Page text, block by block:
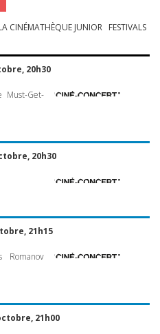
CINÉMATHÈQUE JUNIOR FESTIVALS
20h30
Must-Get-
20h30
21h15
21h00